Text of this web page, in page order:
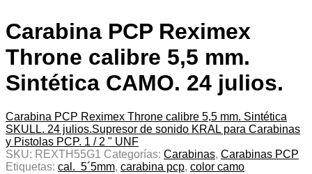
Carabina PCP Reximex
Throne calibre 5,5 mm.
Sintética CAMO. 24 julios.
Carabina PCP Reximex Throne calibre 5,5 mm. Sintética
SKULL. 24 julios.Supresor de sonido KRAL para Carabinas
y Pistolas PCP. 1 / 2 " UNF
SKU: REXTH55G1 Categorías: Carabinas, Carabinas PCP
Etiquetas: cal. 5´5mm, carabina pcp, color camo